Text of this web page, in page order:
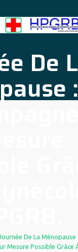
De
De La Ménopause
Mesure Possible Grâce